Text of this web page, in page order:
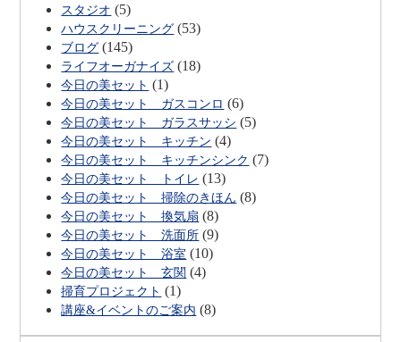
スタジオ (5)
ハウスクリーニング (53)
ブログ (145)
ライフオーガナイズ (18)
今日の美セット (1)
今日の美セット ガスコンロ (6)
今日の美セット ガラスサッシ (5)
今日の美セット キッチン (4)
今日の美セット キッチンシンク (7)
今日の美セット トイレ (13)
今日の美セット 掃除のきほん (8)
今日の美セット 換気扇 (8)
今日の美セット 洗面所 (9)
今日の美セット 浴室 (10)
今日の美セット 玄関 (4)
掃育プロジェクト (1)
講座&イベントのご案内 (8)